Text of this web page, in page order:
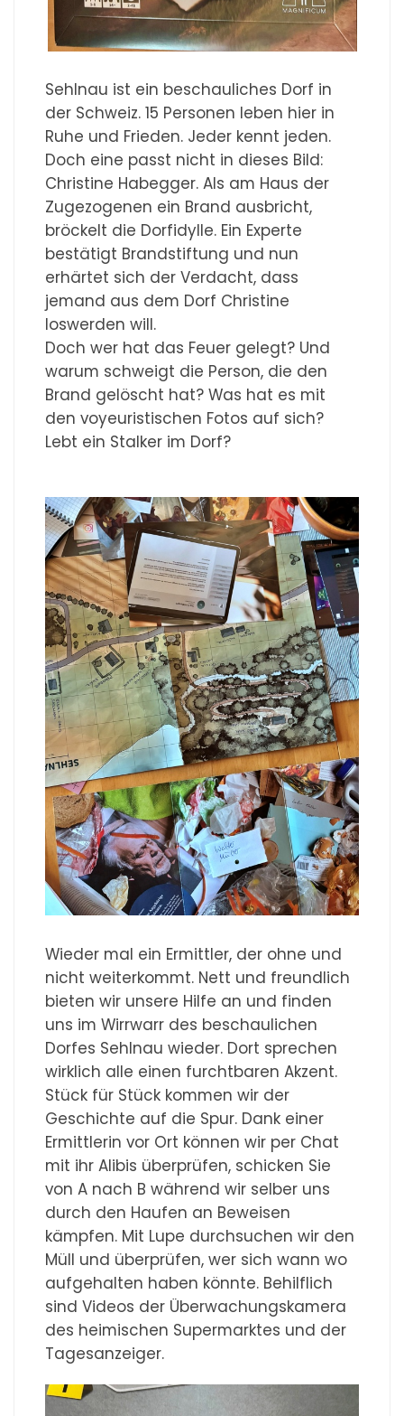
Sehlnau ist ein beschauliches Dorf in
der Schweiz. 15 Personen leben hier in
Ruhe und Frieden. Jeder kennt jeden.
Doch eine passt nicht in dieses Bild:
Christine Habegger. Als am Haus der
Zugezogenen ein Brand ausbricht,
bröckelt die Dorfidylle. Ein Experte
bestätigt Brandstiftung und nun
erhärtet sich der Verdacht, dass
jemand aus dem Dorf Christine
loswerden will.
Doch wer hat das Feuer gelegt? Und
warum schweigt die Person, die den
Brand gelöscht hat? Was hat es mit
den voyeuristischen Fotos auf sich?
Lebt ein Stalker im Dorf?
Wieder mal ein Ermittler, der ohne und
nicht weiterkommt. Nett und freundlich
bieten wir unsere Hilfe an und finden
uns im Wirrwarr des beschaulichen
Dorfes Sehlnau wieder. Dort sprechen
wirklich alle einen furchtbaren Akzent.
Stück für Stück kommen wir der
Geschichte auf die Spur. Dank einer
Ermittlerin vor Ort können wir per Chat
mit ihr Alibis überprüfen, schicken Sie
von A nach B während wir selber uns
durch den Haufen an Beweisen
kämpfen. Mit Lupe durchsuchen wir den
Müll und überprüfen, wer sich wann wo
aufgehalten haben könnte. Behilflich
sind Videos der Überwachungskamera
des heimischen Supermarktes und der
Tagesanzeiger.